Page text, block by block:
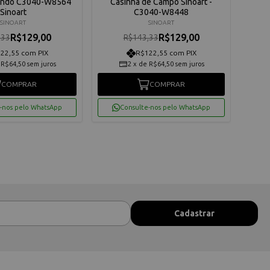
Sinoart
SINOART
R$129,00
com PIX
R$64,50 sem juros
COMPRAR
pelo WhatsApp
C3040-W8448
SINOART
R$143,33R$129,00
R$122,55 com PIX
2 x de R$64,50 sem juros
COMPRAR
Consulte-nos pelo WhatsApp